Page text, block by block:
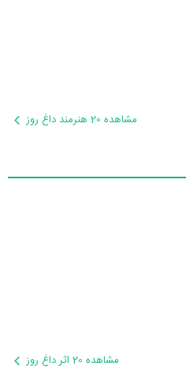
مشاهده 20 هنرمند داغ روز
مشاهده 20 اثر داغ روز